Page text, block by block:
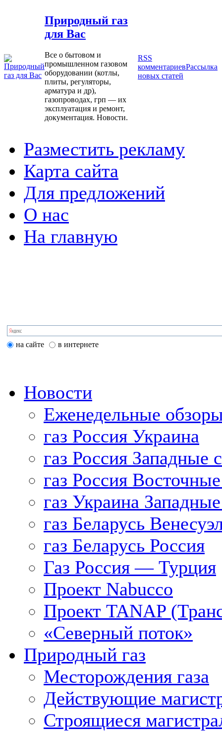
Природный газ
для Вас
Все о бытовом и
промышленном газовом
оборудовании (котлы,
плиты, регуляторы,
арматура и др),
газопроводах, грп — их
эксплуатация и ремонт,
документация. Новости.
RSS
комментариевРассылка
новых статей
Разместить рекламу
Карта сайта
Для предложений
О нас
На главную
на сайте в интернете
Новости
Еженедельные
газ Россия Украина
газ Россия Западные
газ Россия
газ Украина
газ Беларусь
газ Беларусь Россия
Газ Россия — Турция
Проект Nabucco
Проект TANAP
«Северный поток»
Природный газ
Месторождения газа
Действующие
Строящиеся